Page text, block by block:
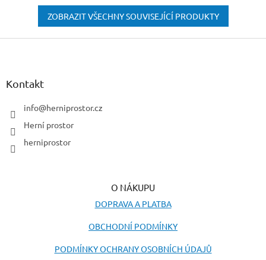
ZOBRAZIT VŠECHNY SOUVISEJÍCÍ PRODUKTY
Z
Kontakt
info@herniprostor.cz
Herní prostor
herniprostor
O NÁKUPU
DOPRAVA A PLATBA
OBCHODNÍ PODMÍNKY
PODMÍNKY OCHRANY OSOBNÍCH ÚDAJŮ